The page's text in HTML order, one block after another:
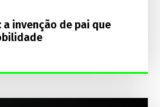
invenção de pai que